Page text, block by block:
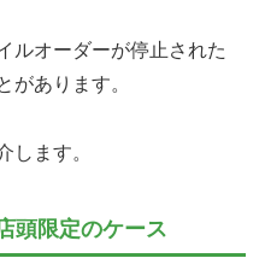
ルオーダーが停止された
があります。
します。
頭限定のケース